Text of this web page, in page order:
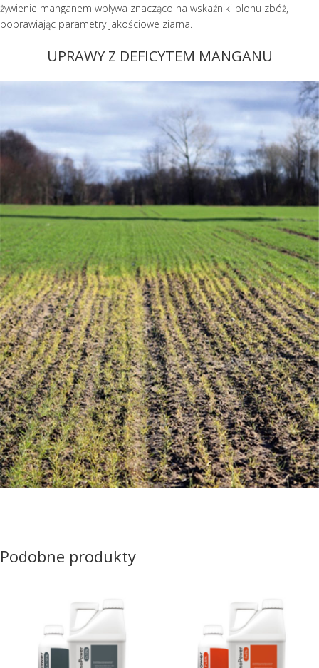
żywienie manganem wpływa znacząco na wskaźniki plonu zbóż,
poprawiając parametry jakościowe ziarna.
UPRAWY Z DEFICYTEM MANGANU
Podobne produkty